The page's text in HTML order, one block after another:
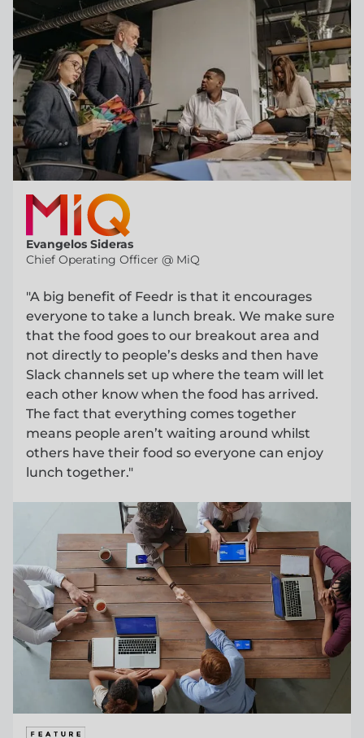
Evangelos Sideras
Chief Operating Officer @ MiQ
"A big benefit of Feedr is that it encourages
everyone to take a lunch break. We make sure
that the food goes to our breakout area and
not directly to people’s desks and then have
Slack channels set up where the team will let
each other know when the food has arrived.
The fact that everything comes together
means people aren’t waiting around whilst
others have their food so everyone can enjoy
lunch together."